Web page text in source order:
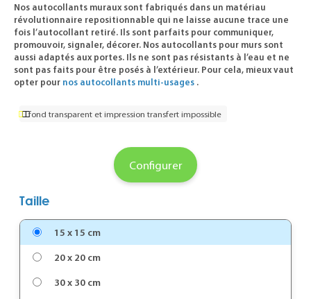
Nos autocollants muraux sont fabriqués dans un matériau
révolutionnaire repositionnable qui ne laisse aucune trace une
fois l’autocollant retiré. Ils sont parfaits pour communiquer,
promouvoir, signaler, décorer. Nos autocollants pour murs sont
aussi adaptés aux portes. Ils ne sont pas résistants à l’eau et ne
sont pas faits pour être posés à l’extérieur. Pour cela, mieux vaut
opter pour nos autocollants multi-usages .
fond transparent et impression transfert impossible
Configurer
Taille
15 x 15 cm
20 x 20 cm
30 x 30 cm